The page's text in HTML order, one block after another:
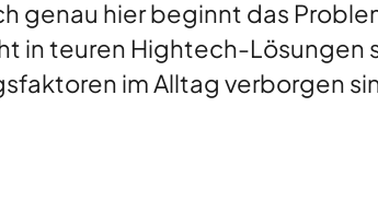
genau hier beginnt das
in teuren Hightech-Lösungen
im Alltag verborgen